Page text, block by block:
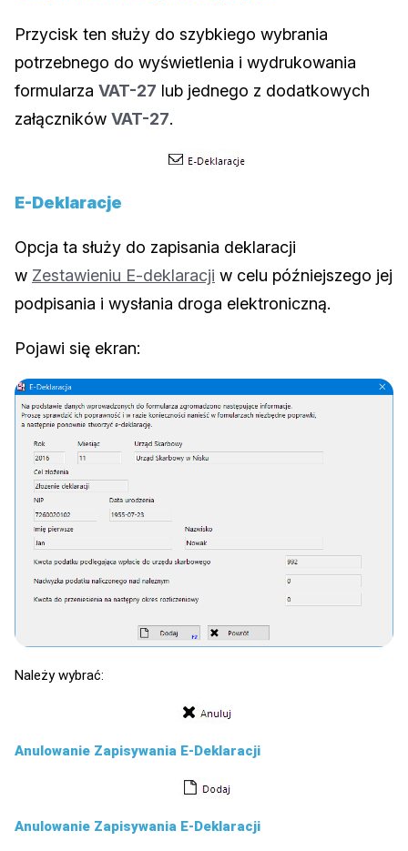
Przycisk ten służy do szybkiego wybrania
potrzebnego do wyświetlenia i wydrukowania
formularza VAT-27 lub jednego z dodatkowych
załączników VAT-27.
E-Deklaracje
Opcja ta służy do zapisania deklaracji
w Zestawieniu E-deklaracji w celu późniejszego jej
podpisania i wysłania droga elektroniczną.
Pojawi się ekran:
Należy wybrać:
Anulowanie Zapisywania E-Deklaracji
Anulowanie Zapisywania E-Deklaracji